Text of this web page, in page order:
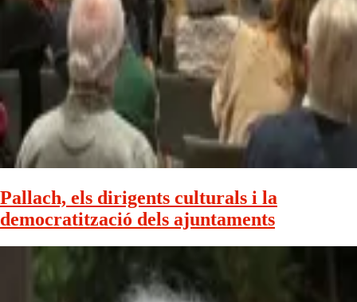
Pallach, els dirigents culturals i la
democratització dels ajuntaments